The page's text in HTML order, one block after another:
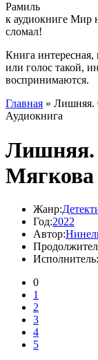
Рамиль
к аудиокниге Мир
сломал!
Книга
или голос такой,
воспринимаются.
Главная » Лишняя.
Аудиокнига
Лишняя.
Мягкова
Жанр:
Год:2022
Автор:
Исполнитель:
0
1
2
3
4
5